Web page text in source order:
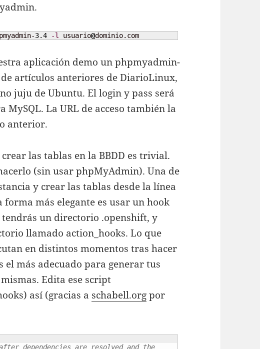
3.4 -l usuario@dominio.com
aplicación demo un phpmyadmin-
de artículos anteriores de DiarioLinux,
juju de Ubuntu. El login y pass será
La URL de acceso también la
anterior.
las tablas en la BBDD es trivial.
(sin usar phpMyAdmin). Una de
y crear las tablas desde la línea
más elegante es usar un hook
un directorio .openshift, y
llamado action_hooks. Lo que
en distintos momentos tras hacer
más adecuado para generar tus
Edita ese script
así (gracias a schabell.orgpor
dependencies are resolved and the